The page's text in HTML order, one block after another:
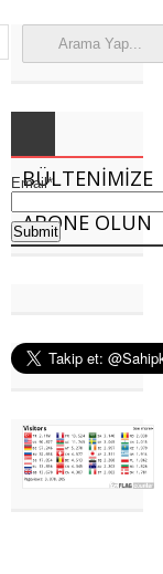
BÜLTENIMIZE
ABONE OLUN
Email*